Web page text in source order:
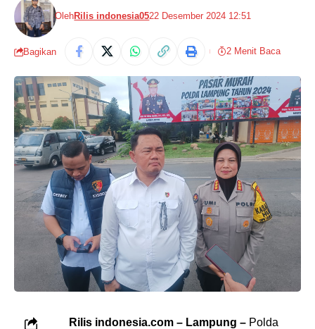
OlehRilis indonesia0522 Desember 2024 12:51
Bagikan 2 Menit Baca
Rilis indonesia.com – Lampung – Polda